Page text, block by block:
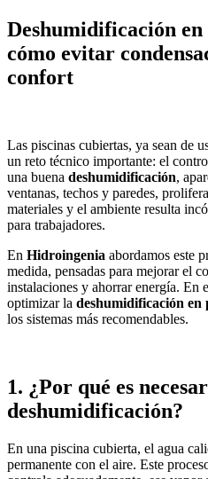
Deshumidificación
cómo evitar
confort
Las piscinas cubiertas, ya sean de
un reto técnico importante: el
una buena deshumidificación,
ventanas, techos y paredes,
materiales y el ambiente resulta
para trabajadores.
En Hidroingenia abordamos este
medida, pensadas para mejorar el
instalaciones y ahorrar energía. En
optimizar la deshumidificación en
los sistemas más recomendables.
1. ¿Por qué es
deshumidificación?
En una piscina cubierta, el agua
permanente con el aire. Este